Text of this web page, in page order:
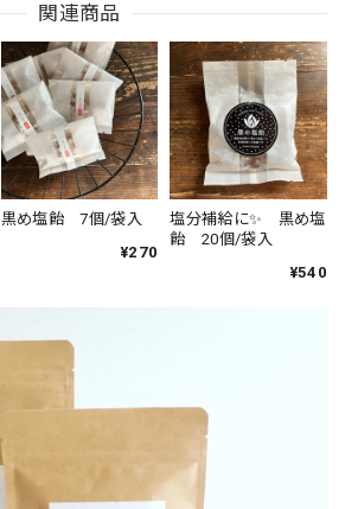
関連商品
黒め塩飴 7個/袋入
¥270
塩分補給に✨ 黒め塩
飴 20個/袋入
¥540